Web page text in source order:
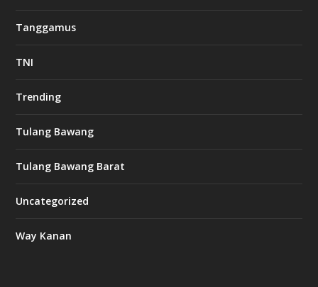
Tanggamus
TNI
Trending
Tulang Bawang
Tulang Bawang Barat
Uncategorized
Way Kanan